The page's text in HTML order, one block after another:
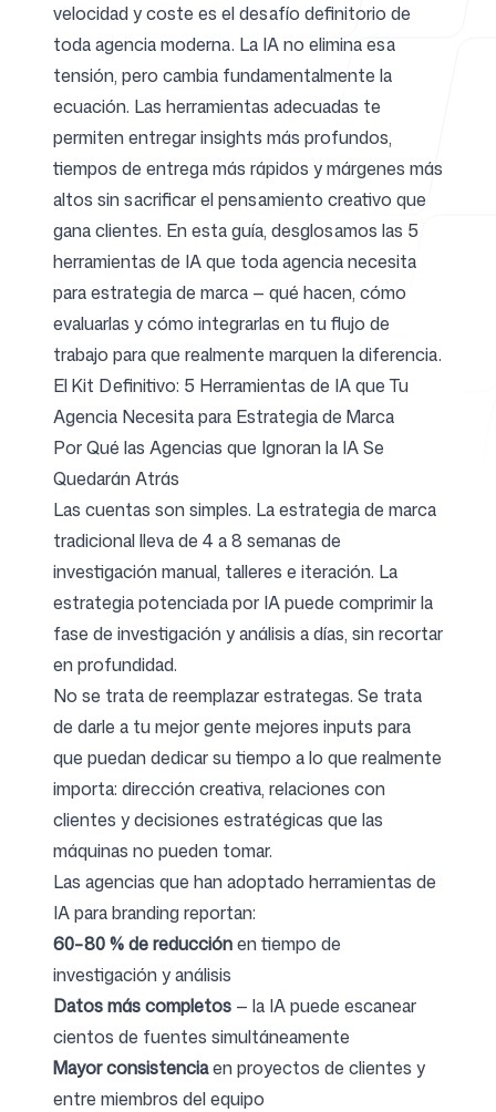
Blog
Precios
Centro de ayuda
Herramientas gratuitas
FAQ
Contacto
Iniciar sesión Regístrate
Síguenos
velocidad y coste es el desafío definitorio de
toda agencia moderna. La IA no elimina esa
tensión, pero cambia fundamentalmente la
ecuación. Las herramientas adecuadas te
permiten entregar insights más profundos,
tiempos de entrega más rápidos y márgenes más
altos sin sacrificar el pensamiento creativo que
gana clientes. En esta guía, desglosamos las 5
herramientas de IA que toda agencia necesita
para estrategia de marca — qué hacen, cómo
evaluarlas y cómo integrarlas en tu flujo de
trabajo para que realmente marquen la diferencia.
El Kit Definitivo: 5 Herramientas de IA que Tu
Agencia Necesita para Estrategia de Marca
Por Qué las Agencias que Ignoran la IA Se
Quedarán Atrás
Las cuentas son simples. La estrategia de marca
tradicional lleva de 4 a 8 semanas de
investigación manual, talleres e iteración. La
estrategia potenciada por IA puede comprimir la
fase de investigación y análisis a días, sin recortar
en profundidad.
No se trata de reemplazar estrategas. Se trata
de darle a tu mejor gente mejores inputs para
que puedan dedicar su tiempo a lo que realmente
importa: dirección creativa, relaciones con
clientes y decisiones estratégicas que las
máquinas no pueden tomar.
Las agencias que han adoptado herramientas de
IA para branding reportan:
60–80 % de reducciónen tiempo de
investigación y análisis
Datos más completos — la IA puede escanear
cientos de fuentes simultáneamente
Mayor consistenciaen proyectos de clientes y
entre miembros del equipo